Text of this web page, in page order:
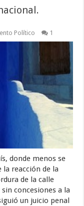
Político 1
donde menos se
reacción de la
de la calle
concesiones a la
un juicio penal